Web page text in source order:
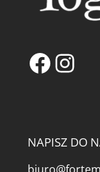
NAPISZ DO